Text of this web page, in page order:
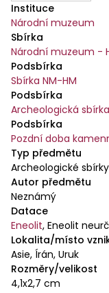
Instituce
Národní muzeum
Sbírka
Národní muzeum -
Podsbírka
Sbírka NM-HM
Podsbírka
Archeologická sbírka
Podsbírka
Pozdní doba
Typ předmětu
Archeologické sbírky
Autor předmětu
Neznámý
Datace
Eneolit, Eneolit
Lokalita/místo
Asie, Írán, Uruk
Rozměry/velikost
4,1x2,7 cm